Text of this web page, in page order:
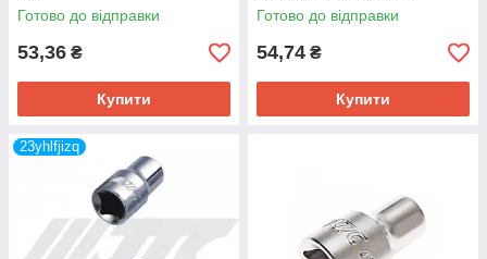
Готово до відправки
53,36 ₴
Купити
Готово до відправки
54,74 ₴
Купити
23yhlfjizq